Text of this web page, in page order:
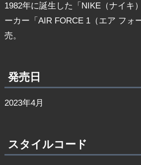
1982年に誕生した「NIKE（ナイキ
ーカー「AIR FORCE 1（エア フォ
売。
発売日
2023年4月
スタイルコード